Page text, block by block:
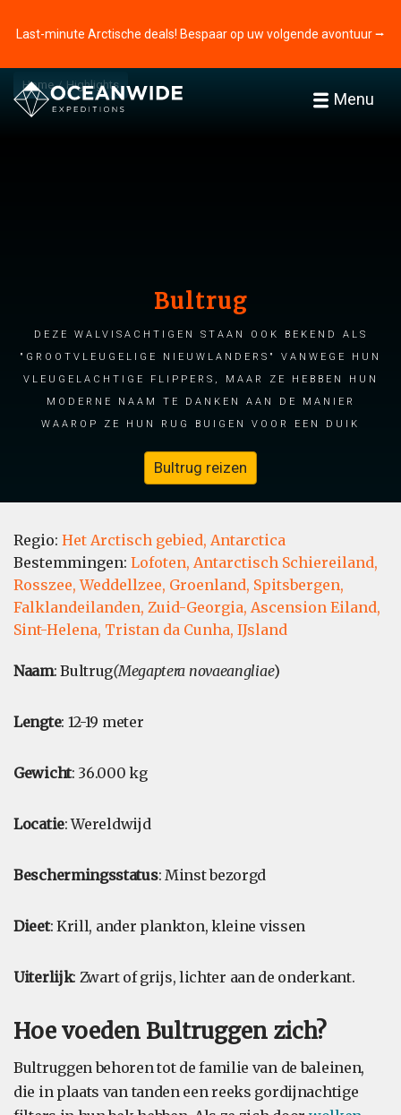
Last-minute Arctische deals! Bespaar op uw volgende avontuur ⭢
Menu
Home Highlights
Bultrug
Deze walvisachtigen staan ook bekend als
"grootvleugelige Nieuwlanders" vanwege hun
vleugelachtige flippers, maar ze hebben hun
moderne naam te danken aan de manier
waarop ze hun rug buigen voor een duik
Bultrug reizen
Regio: Het Arctisch gebied, Antarctica
Bestemmingen: Lofoten, Antarctisch Schiereiland,
Rosszee, Weddellzee, Groenland, Spitsbergen,
Falklandeilanden, Zuid-Georgia, Ascension Eiland,
Sint-Helena, Tristan da Cunha, IJsland
Naam: Bultrug(Megaptera novaeangliae)
Lengte: 12-19 meter
Gewicht: 36.000 kg
Locatie: Wereldwijd
Beschermingsstatus: Minst bezorgd
Dieet: Krill, ander plankton, kleine vissen
Uiterlijk: Zwart of grijs, lichter aan de onderkant.
Hoe voeden Bultruggen zich?
Bultruggen behoren tot de familie van de baleinen,
die in plaats van tanden een reeks gordijnachtige